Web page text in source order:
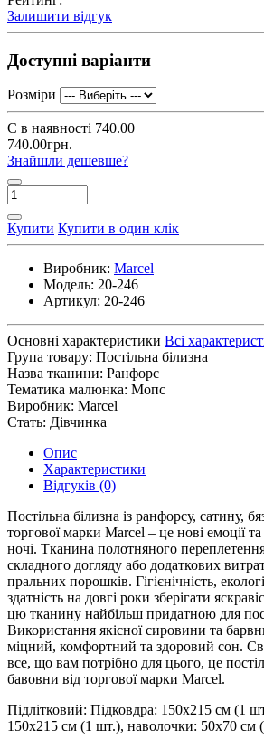
Залишити відгук
Доступні варіанти
Розміри
Є в наявності 740.00
740.00грн.
Знайшли дешевше?
Купити Купити в один клік
Виробник: Marcel
Модель: 20-246
Артикул: 20-246
Основні характеристики Всі
Група товару: Постільна білизна
Назва тканини: Ранфорс
Тематика малюнка: Мопс
Виробник: Marcel
Стать: Дівчинка
Опис
Характеристики
Відгуків (0)
Постільна білизна із ранфорсу, сатину,
торгової марки Marcel – це нові емоції
ночі. Тканина полотняного
складного догляду або додаткових
пральних порошків. Гігієнічність,
здатність на довгі роки зберігати
цю тканину найбільш придатною для
Використання якісної сировини та
міцний, комфортний та здоровий сон.
все, що вам потрібно для цього, це
бавовни від торгової марки Marcel.
Підлітковий: Підковдра: 150x215 см (1
150x215 см (1 шт.), наволочки: 50x70 см